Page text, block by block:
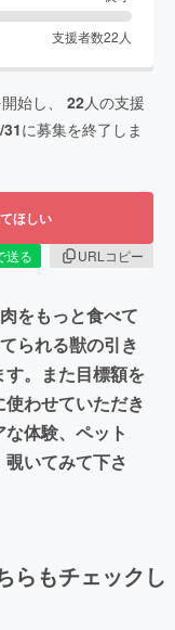
支援者数22 人
始し、 22人の支援
に募集を終了しま
ほしい
送る
URLコピー
をもっと食べて
られる獣の引き
。また目標額を
わせていただき
体験、ペット
いてみて下さ
らもチェックし